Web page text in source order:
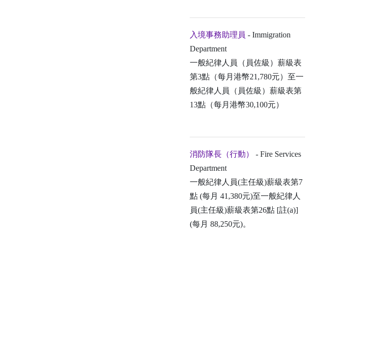
入境事務助理員 - Immigration
Department
一般紀律人員（員佐級）薪級表
第3點（每月港幣21,780元）至一
般紀律人員（員佐級）薪級表第
13點（每月港幣30,100元）
消防隊長（行動）
- Fire Services
Department
一般紀律人員(主任級)薪級表第7
點 (每月 41,380元)至一般紀律人
員(主任級)薪級表第26點 [註(a)]
(每月 88,250元)。